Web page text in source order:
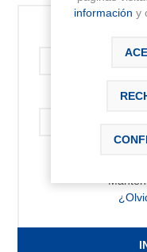
información y